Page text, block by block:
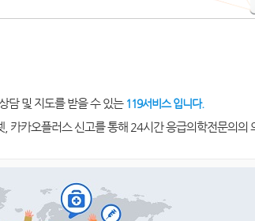
담 및 지도를 받을 수 있는 119서비스 입니다.
카오플러스 신고를 통해 24시간 응급의학전문의의